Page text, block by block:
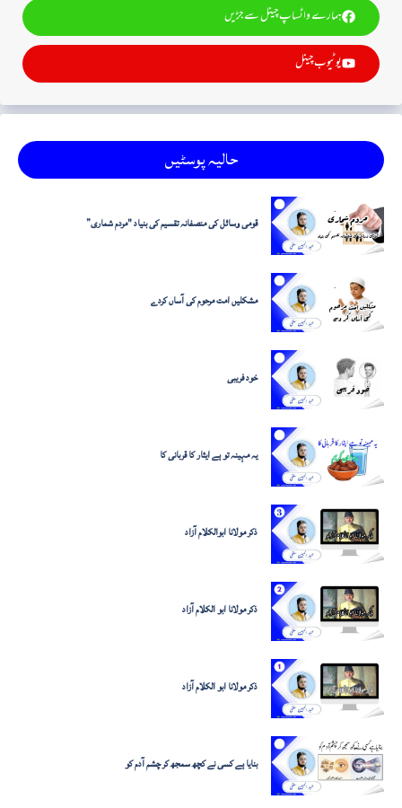
ہمارے واٹساپ چینل سے جڑیں
یوٹیوب چینل
حالیہ پوسٹیں
قومی وسائل کی منصفانہ تقسیم کی بنیاد "مردم شماری”
مشکلیں امت مرحوم کی آساں کردے
خود فریبی
یہ مہینہ تو ہے ایثار کا قربانی کا
ذکر مولانا ابوالکلام آزاد
ذکر مولانا ابو الکلام آزاد
ذکر مولانا ابو الکلام آزاد
بنایا ہے کسی نے کچھ سمجھ کر چشم آدم کو